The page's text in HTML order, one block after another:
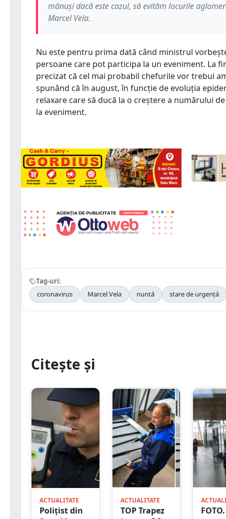
mănuși dacă este cazul, să evităm locurile
Marcel Vela.
Nu este pentru prima dată când ministrul
persoane care pot participa la un eveniment. La
precizat că cel mai probabil chefurile vor trebui
spunând că în august, în funcție de evoluția
relaxare care să ducă la o creștere a numărului
la eveniment.
Tag-uri:
coronavirus
Marcel Vela nuntă stare de urgență
Citește și
ACTUALITATE
Polițist din
ACTUALITATE
TOP Trapez